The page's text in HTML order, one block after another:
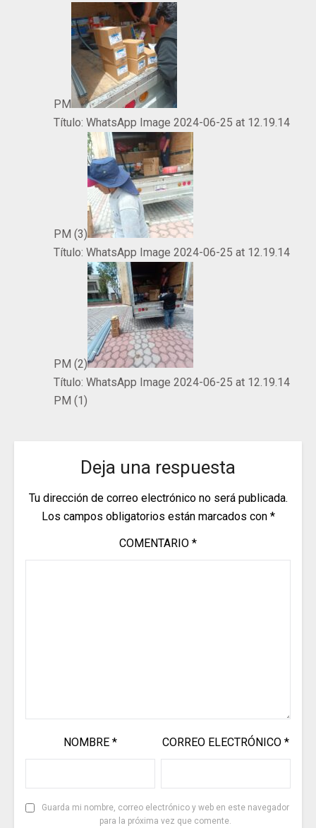
PM
Título: WhatsApp Image 2024-06-25 at 12.19.14
PM (3)
Título: WhatsApp Image 2024-06-25 at 12.19.14
PM (2)
Título: WhatsApp Image 2024-06-25 at 12.19.14
PM (1)
Deja una respuesta
Tu dirección de correo electrónico no será publicada.
Los campos obligatorios están marcados con *
COMENTARIO *
NOMBRE* CORREO ELECTRÓNICO *
Guarda mi nombre, correo electrónico y web en este navegador
para la próxima vez que comente.